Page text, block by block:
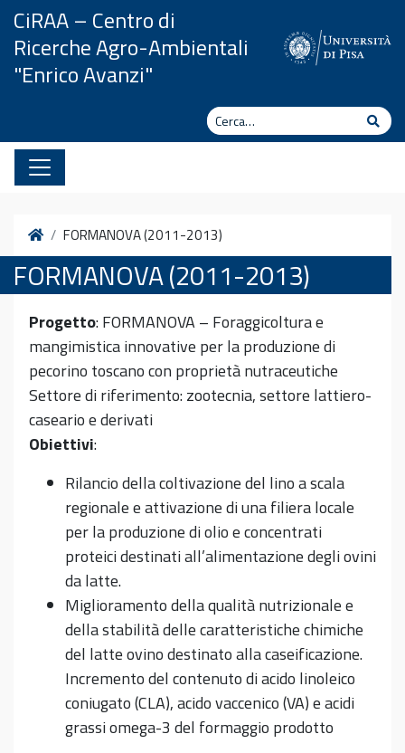
Vai al contenuto
CiRAA – Centro di
Ricerche Agro-Ambientali
"Enrico Avanzi"
Cerca
HomeFORMANOVA (2011-2013)
FORMANOVA (2011-2013)
Progetto: FORMANOVA – Foraggicoltura e
mangimistica innovative per la produzione di
pecorino toscano con proprietà nutraceutiche
Settore di riferimento: zootecnia, settore lattiero-
caseario e derivati
Obiettivi:
Rilancio della coltivazione del lino a scala
regionale e attivazione di una filiera locale
per la produzione di olio e concentrati
proteici destinati all’alimentazione degli ovini
da latte.
Miglioramento della qualità nutrizionale e
della stabilità delle caratteristiche chimiche
del latte ovino destinato alla caseificazione.
Incremento del contenuto di acido linoleico
coniugato (CLA), acido vaccenico (VA) e acidi
grassi omega-3 del formaggio prodotto